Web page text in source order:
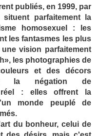
publiés, en 1999, par
parfaitement la
homosexuel : les
les fantasmes les plus
vision parfaitement
les photographies de
et des décors
la négation de
: elles offrent la
monde peuplé de
du bonheur, celui de